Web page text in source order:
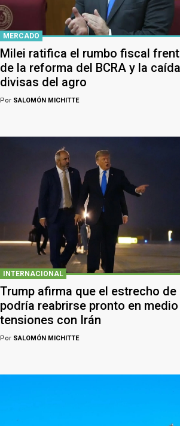
MERCADO
Milei ratifica el rumbo fiscal
de la reforma del BCRA y la
divisas del agro
Por SALOMÓN MICHITTE
INTERNACIONAL
Trump afirma que el estrecho de
podría reabrirse pronto en
tensiones con Irán
Por SALOMÓN MICHITTE